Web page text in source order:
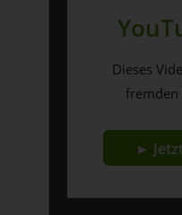
Dieses
fremden
►